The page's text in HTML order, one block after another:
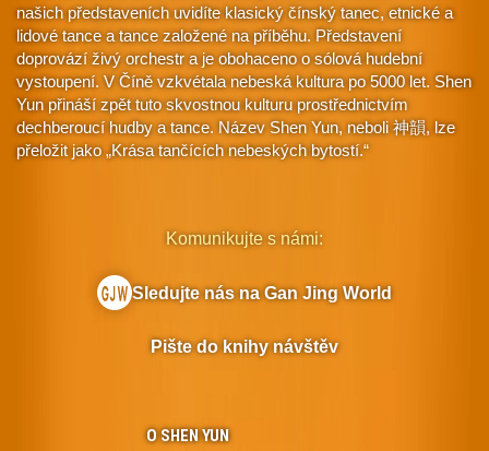
našich představeních uvidíte klasický čínský tanec, etnické a
lidové tance a tance založené na příběhu. Představení
doprovází živý orchestr a je obohaceno o sólová hudební
vystoupení. V Číně vzkvétala nebeská kultura po 5000 let. Shen
Yun přináší zpět tuto skvostnou kulturu prostřednictvím
dechberoucí hudby a tance. Název Shen Yun, neboli 神韻, lze
přeložit jako „Krása tančících nebeských bytostí.“
O SHEN YUN
Komunikujte s námi:
Sledujte nás na Gan Jing World
Pište do knihy návštěv